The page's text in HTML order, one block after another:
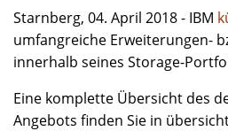
Starnberg, 04. April 2018 - IBM
umfangreiche Erweiterungen-
innerhalb seines Storage-
Eine komplette Übersicht des
Angebots finden Sie in